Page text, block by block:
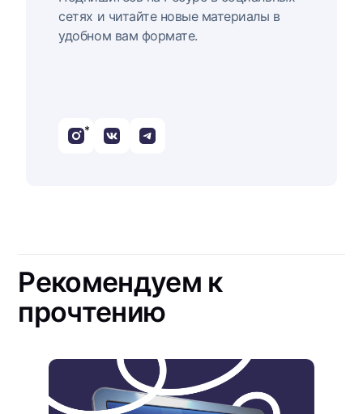
сетях и читайте новые материалы в
удобном вам формате.
*
Рекомендуем к
прочтению